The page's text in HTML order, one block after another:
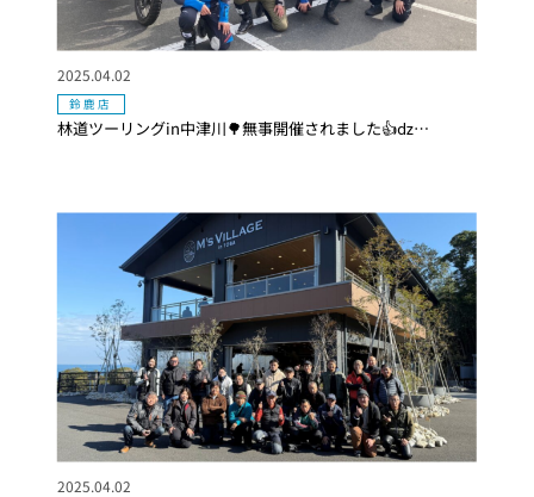
林道ツーリングin中津川🌳無事開催されました👍ǳ…
2025.04.02
鈴鹿店
2025.04.02